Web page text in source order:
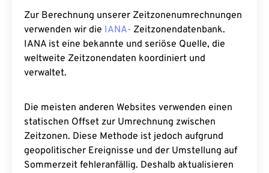
Zur Berechnung unserer Zeitzonenumrechnungen
verwenden wir die IANA- Zeitzonendatenbank.
IANA ist eine bekannte und seriöse Quelle, die
weltweite Zeitzonendaten koordiniert und
verwaltet.
Die meisten anderen Websites verwenden einen
statischen Offset zur Umrechnung zwischen
Zeitzonen. Diese Methode ist jedoch aufgrund
geopolitischer Ereignisse und der Umstellung auf
Sommerzeit fehleranfällig. Deshalb aktualisieren